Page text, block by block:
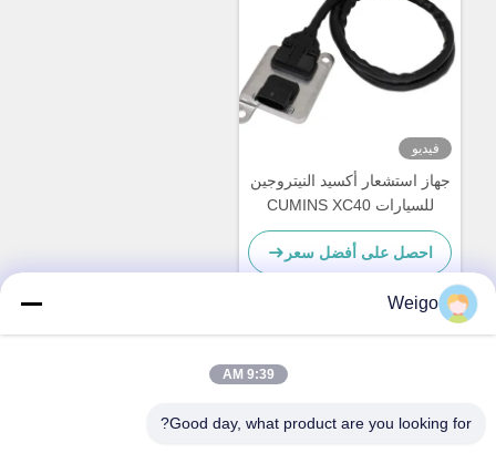
فيديو
جهاز استشعار أكسيد النيتروجين
للسيارات CUMINS XC40
5WK96672A 5WK96672
2871974 2894943
احصل على أفضل سعر
عنوان
Weigo
9:39 AM
Good day, what product are you looking for?